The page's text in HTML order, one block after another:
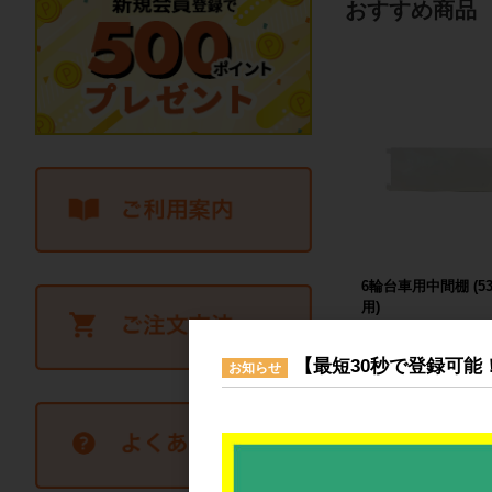
おすすめ商品
6輪台車用中間棚
用)
お知らせ 【最短30秒で登録可